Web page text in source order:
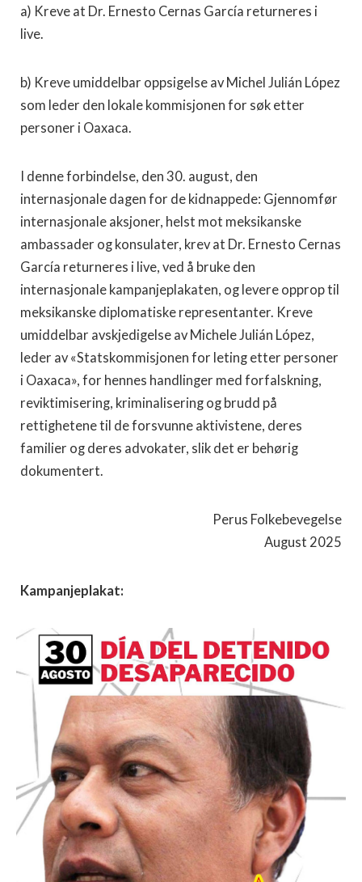
a) Kreve at Dr. Ernesto Cernas García returneres i
live.
b) Kreve umiddelbar oppsigelse av Michel Julián López
som leder den lokale kommisjonen for søk etter
personer i Oaxaca.
I denne forbindelse, den 30. august, den
internasjonale dagen for de kidnappede: Gjennomfør
internasjonale aksjoner, helst mot meksikanske
ambassader og konsulater, krev at Dr. Ernesto Cernas
García returneres i live, ved å bruke den
internasjonale kampanjeplakaten, og levere opprop til
meksikanske diplomatiske representanter. Kreve
umiddelbar avskjedigelse av Michele Julián López,
leder av «Statskommisjonen for leting etter personer
i Oaxaca», for hennes handlinger med forfalskning,
reviktimisering, kriminalisering og brudd på
rettighetene til de forsvunne aktivistene, deres
familier og deres advokater, slik det er behørig
dokumentert.
Perus Folkebevegelse
August 2025
Kampanjeplakat: